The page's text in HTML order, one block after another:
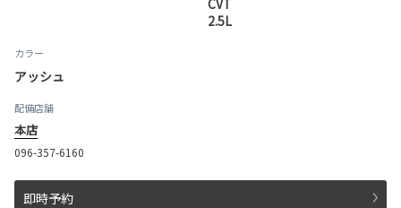
2.5L
カラー
アッシュ
配備店舗
本店
096-357-6160
即時予約